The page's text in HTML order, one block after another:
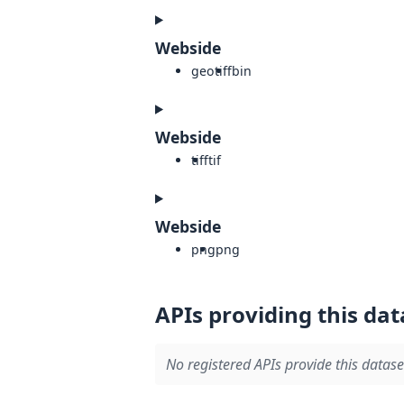
Webside
geotiffbin
Webside
tifftif
Webside
pngpng
APIs providing this
No registered APIs provide this